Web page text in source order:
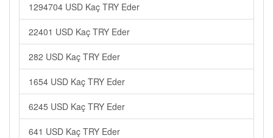
1294704 USD Kaç TRY Eder
22401 USD Kaç TRY Eder
282 USD Kaç TRY Eder
1654 USD Kaç TRY Eder
6245 USD Kaç TRY Eder
641 USD Kaç TRY Eder